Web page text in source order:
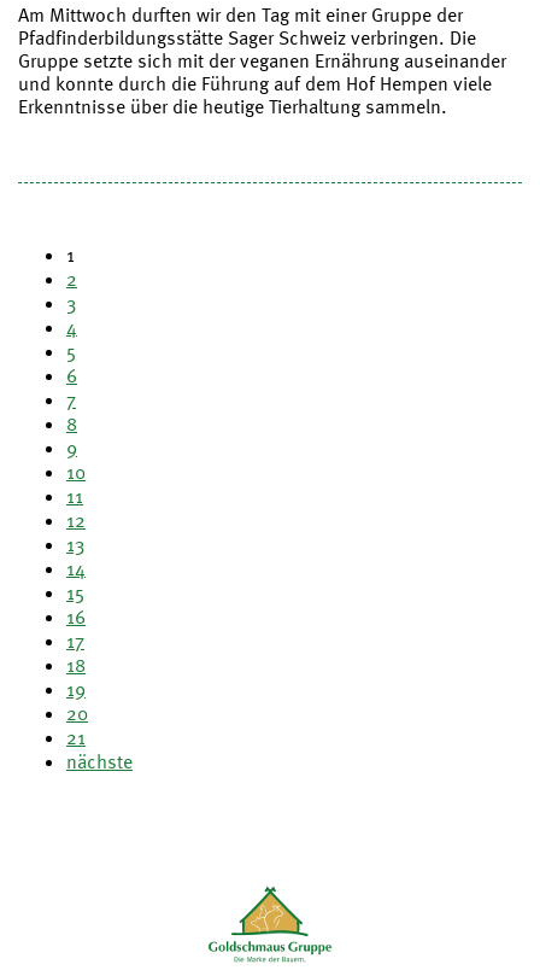
Am Mittwoch durften wir den Tag mit einer Gruppe der
Pfadfinderbildungsstätte Sager Schweiz verbringen. Die
Gruppe setzte sich mit der veganen Ernährung auseinander
und konnte durch die Führung auf dem Hof Hempen viele
Erkenntnisse über die heutige Tierhaltung sammeln.
1
2
3
4
5
6
7
8
9
10
11
12
13
14
15
16
17
18
19
20
21
nächste